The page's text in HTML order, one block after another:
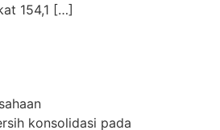
154,1 […]
konsolidasi pada